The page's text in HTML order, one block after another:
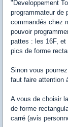
"Developpement
programmateur de
commandés chez
pouvoir
pattes : les 16F, et
pics de forme
Sinon vous
faut faire attention
A vous de choisir
de forme
carré (avis